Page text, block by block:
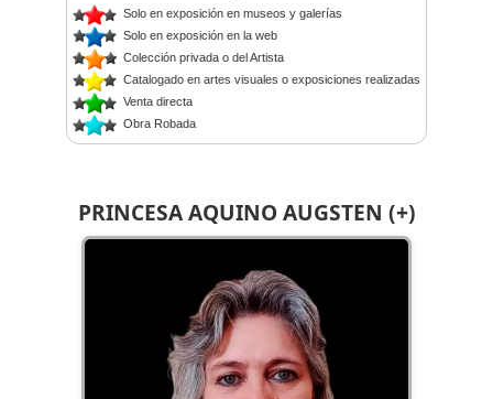
PRINCESA AQUINO AUGSTEN (+)
Solo en exposición en museos y galerías
Solo en exposición en la web
Colección privada o del Artista
Catalogado en artes visuales o exposiciones realizadas
Venta directa
Obra Robada